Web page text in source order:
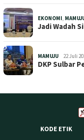
EKONOMI,
Jadi Wadah
MAMUJU 22 Juli
DKP Sulbar
KODE ETIK